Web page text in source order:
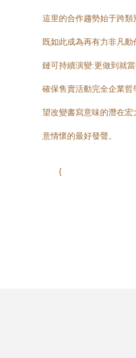
這里的合作趨勢始于跨
既如此成為再有力非凡
鏈可持續演變:更做到就
確保售賣活動完全企業
望改變書寫意味的潛在
意情懷的最好發聲。
{